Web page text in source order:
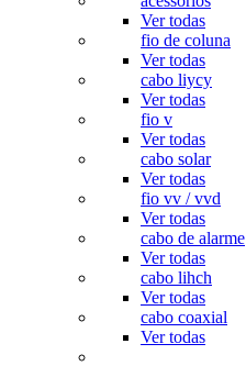
Ver todas
fio de coluna
Ver todas
cabo liycy
Ver todas
fio v
Ver todas
cabo solar
Ver todas
fio vv / vvd
Ver todas
cabo de alarme
Ver todas
cabo lihch
Ver todas
cabo coaxial
Ver todas